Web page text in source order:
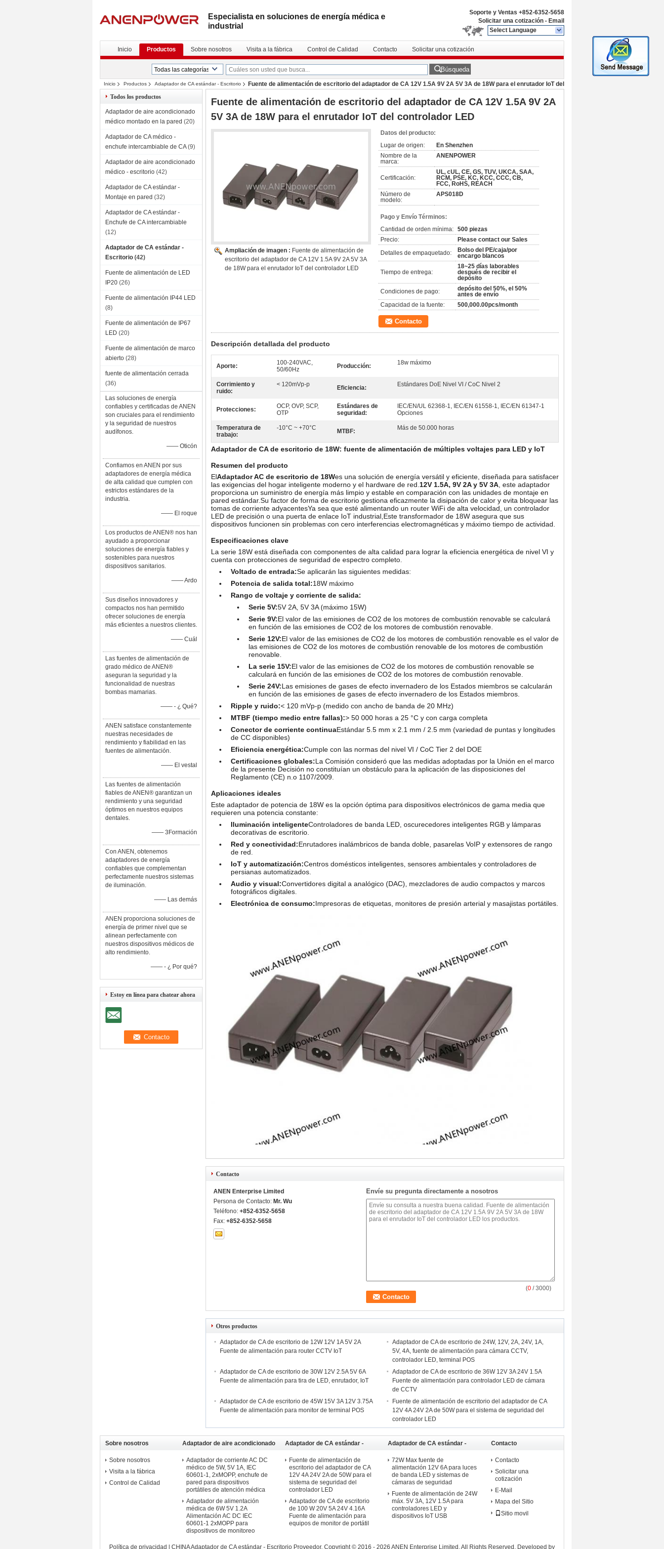
Especialista en soluciones de energía médica e
industrial
Soporte y Ventas +852-6352-5658
Solicitar una cotización - Email
Select Language
Inicio Productos Sobre nosotros Visita a la fábrica Control de Calidad Contacto Solicitar una cotización
Búsqueda
Inicio Productos Adaptador de CA estándar - Escritorio
Fuente de alimentación de escritorio del adaptador de CA 12V 1.5A 9V 2A 5V 3A de 18W para el enrutador IoT del
controlador LED
Todos los productos
Adaptador de aire acondicionado
médico montado en la pared (20)
Adaptador de CA médico -
enchufe intercambiable de CA (9)
Adaptador de aire acondicionado
médico - escritorio (42)
Adaptador de CA estándar -
Montaje en pared (32)
Adaptador de CA estándar -
Enchufe de CA intercambiable
(12)
Adaptador de CA estándar -
Escritorio (42)
Fuente de alimentación de LED
IP20 (26)
Fuente de alimentación IP44 LED
(8)
Fuente de alimentación de IP67
LED (20)
Fuente de alimentación de marco
abierto (28)
fuente de alimentación cerrada
(36)
Las soluciones de energía
confiables y certificadas de ANEN
son cruciales para el rendimiento
y la seguridad de nuestros
audífonos.
—— Oticón
Confiamos en ANEN por sus
adaptadores de energía médica
de alta calidad que cumplen con
estrictos estándares de la
industria.
—— El roque
Los productos de ANEN® nos han
ayudado a proporcionar
soluciones de energía fiables y
sostenibles para nuestros
dispositivos sanitarios.
—— Ardo
Sus diseños innovadores y
compactos nos han permitido
ofrecer soluciones de energía
más eficientes a nuestros clientes.
—— Cuál
Las fuentes de alimentación de
grado médico de ANEN®
aseguran la seguridad y la
funcionalidad de nuestras
bombas mamarias.
—— - ¿ Qué?
ANEN satisface constantemente
nuestras necesidades de
rendimiento y fiabilidad en las
fuentes de alimentación.
—— El vestal
Las fuentes de alimentación
fiables de ANEN® garantizan un
rendimiento y una seguridad
óptimos en nuestros equipos
dentales.
—— 3Formación
Con ANEN, obtenemos
adaptadores de energía
confiables que complementan
perfectamente nuestros sistemas
de iluminación.
—— Las demás
ANEN proporciona soluciones de
energía de primer nivel que se
alinean perfectamente con
nuestros dispositivos médicos de
alto rendimiento.
—— - ¿ Por qué?
Estoy en línea para chatear ahora
Fuente de alimentación de escritorio del adaptador de CA 12V 1.5A 9V 2A
5V 3A de 18W para el enrutador IoT del controlador LED
Ampliación de imagen : Fuente de alimentación de
escritorio del adaptador de CA 12V 1.5A 9V 2A 5V 3A
de 18W para el enrutador IoT del controlador LED
Datos del producto:
Lugar de origen:
En Shenzhen
Nombre de la
marca:
ANENPOWER
Certificación:
UL, cUL, CE, GS, TUV, UKCA, SAA,
RCM, PSE, KC, KCC, CCC, CB,
FCC, RoHS, REACH
Número de
modelo:
APS018D
Pago y Envío Términos:
Cantidad de orden mínima: 500 piezas
Precio:
Please contact our Sales
Detalles de empaquetado:
Bolso del PE/caja/por
encargo blancos
Tiempo de entrega:
18~25 días laborables
después de recibir el
depósito
Condiciones de pago:
depósito del 50%, el 50%
antes de envío
Capacidad de la fuente:
500,000.00pcs/month
Contacto
Descripción detallada del producto
Aporte:
100-240VAC,
50/60Hz
Producción: 18w máximo
Corrimiento y
ruido:
< 120mVp-p Eficiencia: Estándares DoE Nivel VI / CoC Nivel 2
Protecciones:
OCP, OVP, SCP,
OTP
Estándares de
seguridad:
IEC/EN/UL 62368-1, IEC/EN 61558-1, IEC/EN 61347-1
Opciones
Temperatura de
trabajo:
-10°C ~ +70°C MTBF: Más de 50.000 horas
Adaptador de CA de escritorio de 18W: fuente de alimentación de múltiples voltajes para LED y IoT
Resumen del producto
ElAdaptador AC de escritorio de 18Wes una solución de energía versátil y eficiente, diseñada para satisfacer
las exigencias del hogar inteligente moderno y el hardware de red. 12V 1.5A, 9V 2A y 5V 3A , este adaptador
proporciona un suministro de energía más limpio y estable en comparación con las unidades de montaje en
pared estándar.Su factor de forma de escritorio gestiona eficazmente la disipación de calor y evita bloquear las
tomas de corriente adyacentesYa sea que esté alimentando un router WiFi de alta velocidad, un controlador
LED de precisión o una puerta de enlace IoT industrial,Este transformador de 18W asegura que sus
dispositivos funcionen sin problemas con cero interferencias electromagnéticas y máximo tiempo de actividad.
Especificaciones clave
La serie 18W está diseñada con componentes de alta calidad para lograr la eficiencia energética de nivel VI y
cuenta con protecciones de seguridad de espectro completo.
Voltado de entrada:Se aplicarán las siguientes medidas:
Potencia de salida total:18W máximo
Rango de voltaje y corriente de salida:
Serie 5V:5V 2A, 5V 3A (máximo 15W)
Serie 9V:El valor de las emisiones de CO2 de los motores de combustión renovable se calculará
en función de las emisiones de CO2 de los motores de combustión renovable.
Serie 12V:El valor de las emisiones de CO2 de los motores de combustión renovable es el valor de
las emisiones de CO2 de los motores de combustión renovable de los motores de combustión
renovable.
La serie 15V:El valor de las emisiones de CO2 de los motores de combustión renovable se
calculará en función de las emisiones de CO2 de los motores de combustión renovable.
Serie 24V:Las emisiones de gases de efecto invernadero de los Estados miembros se calcularán
en función de las emisiones de gases de efecto invernadero de los Estados miembros.
Ripple y ruido:< 120 mVp-p (medido con ancho de banda de 20 MHz)
MTBF (tiempo medio entre fallas):> 50 000 horas a 25 °C y con carga completa
Conector de corriente continuaEstándar 5.5 mm x 2.1 mm / 2.5 mm (variedad de puntas y longitudes
de CC disponibles)
Eficiencia energética:Cumple con las normas del nivel VI / CoC Tier 2 del DOE
Certificaciones globales:La Comisión consideró que las medidas adoptadas por la Unión en el marco
de la presente Decisión no constituían un obstáculo para la aplicación de las disposiciones del
Reglamento (CE) n.o 1107/2009.
Aplicaciones ideales
Este adaptador de potencia de 18W es la opción óptima para dispositivos electrónicos de gama media que
requieren una potencia constante:
Iluminación inteligenteControladores de banda LED, oscurecedores inteligentes RGB y lámparas
decorativas de escritorio.
Red y conectividad:Enrutadores inalámbricos de banda doble, pasarelas VoIP y extensores de rango
de red.
IoT y automatización:Centros domésticos inteligentes, sensores ambientales y controladores de
persianas automatizados.
Audio y visual:Convertidores digital a analógico (DAC), mezcladores de audio compactos y marcos
fotográficos digitales.
Electrónica de consumo:Impresoras de etiquetas, monitores de presión arterial y masajistas portátiles.
Contacto
ANEN Enterprise Limited
Persona de Contacto: Mr. Wu
Teléfono: +852-6352-5658
Fax: +852-6352-5658
Envíe su pregunta directamente a nosotros
(0 / 3000)
Otros productos
Adaptador de CA de escritorio de 12W 12V 1A 5V 2A
Fuente de alimentación para router CCTV IoT
Adaptador de CA de escritorio de 24W, 12V, 2A, 24V, 1A,
5V, 4A, fuente de alimentación para cámara CCTV,
controlador LED, terminal POS
Adaptador de CA de escritorio de 30W 12V 2.5A 5V 6A
Fuente de alimentación para tira de LED, enrutador, IoT
Adaptador de CA de escritorio de 36W 12V 3A 24V 1.5A
Fuente de alimentación para controlador LED de cámara
de CCTV
Adaptador de CA de escritorio de 45W 15V 3A 12V 3.75A
Fuente de alimentación para monitor de terminal POS
Fuente de alimentación de escritorio del adaptador de CA
12V 4A 24V 2A de 50W para el sistema de seguridad del
controlador LED
Sobre nosotros
Sobre nosotros
Visita a la fábrica
Control de Calidad
Adaptador de aire acondicionado
médico montado en la pared
Adaptador de corriente AC DC
médico de 5W, 5V 1A, IEC
60601-1, 2xMOPP, enchufe de
pared para dispositivos
portátiles de atención médica
Adaptador de alimentación
médica de 6W 5V 1.2A
Alimentación AC DC IEC
60601-1 2xMOPP para
dispositivos de monitoreo
Adaptador de CA estándar -
Escritorio
Fuente de alimentación de
escritorio del adaptador de CA
12V 4A 24V 2A de 50W para el
sistema de seguridad del
controlador LED
Adaptador de CA de escritorio
de 100 W 20V 5A 24V 4.16A
Fuente de alimentación para
equipos de monitor de portátil
Adaptador de CA estándar -
Montaje en pared
72W Max fuente de
alimentación 12V 6A para luces
de banda LED y sistemas de
cámaras de seguridad
Fuente de alimentación de 24W
máx. 5V 3A, 12V 1.5A para
controladores LED y
dispositivos IoT USB
Contacto
Contacto
Solicitar una
cotización
E-Mail
Mapa del Sitio
Sitio movil
Política de privacidad CHINA Adaptador de CA estándar - Escritorio Proveedor. Copyright © 2016 - 2026 ANEN Enterprise Limited. All Rights Reserved. Developed by